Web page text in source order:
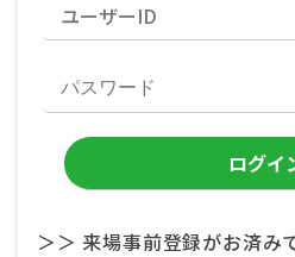
＞＞ 来場事前登録がお済み